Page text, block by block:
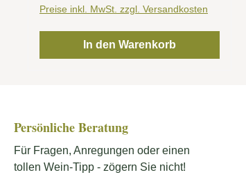
runden Tannin, und erlesener
Preise inkl. MwSt. zzgl. Versandkosten
In den Warenkorb
Persönliche Beratung
Für Fragen, Anregungen oder einen
tollen Wein-Tipp - zögern Sie nicht!